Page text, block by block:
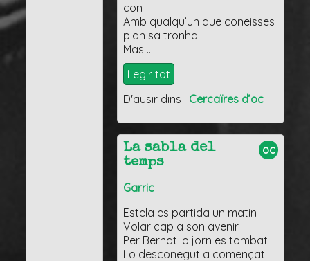
con
Amb qualqu’un que coneisses
plan sa tronha
Mas …
Legir tot
D'ausir dins : Cercaïres d’oc
oc
La sabla del
temps
Garric
Estela es partida un matin
Volar cap a son avenir
Per Bernat lo jorn es tombat
Lo desconegut a començat